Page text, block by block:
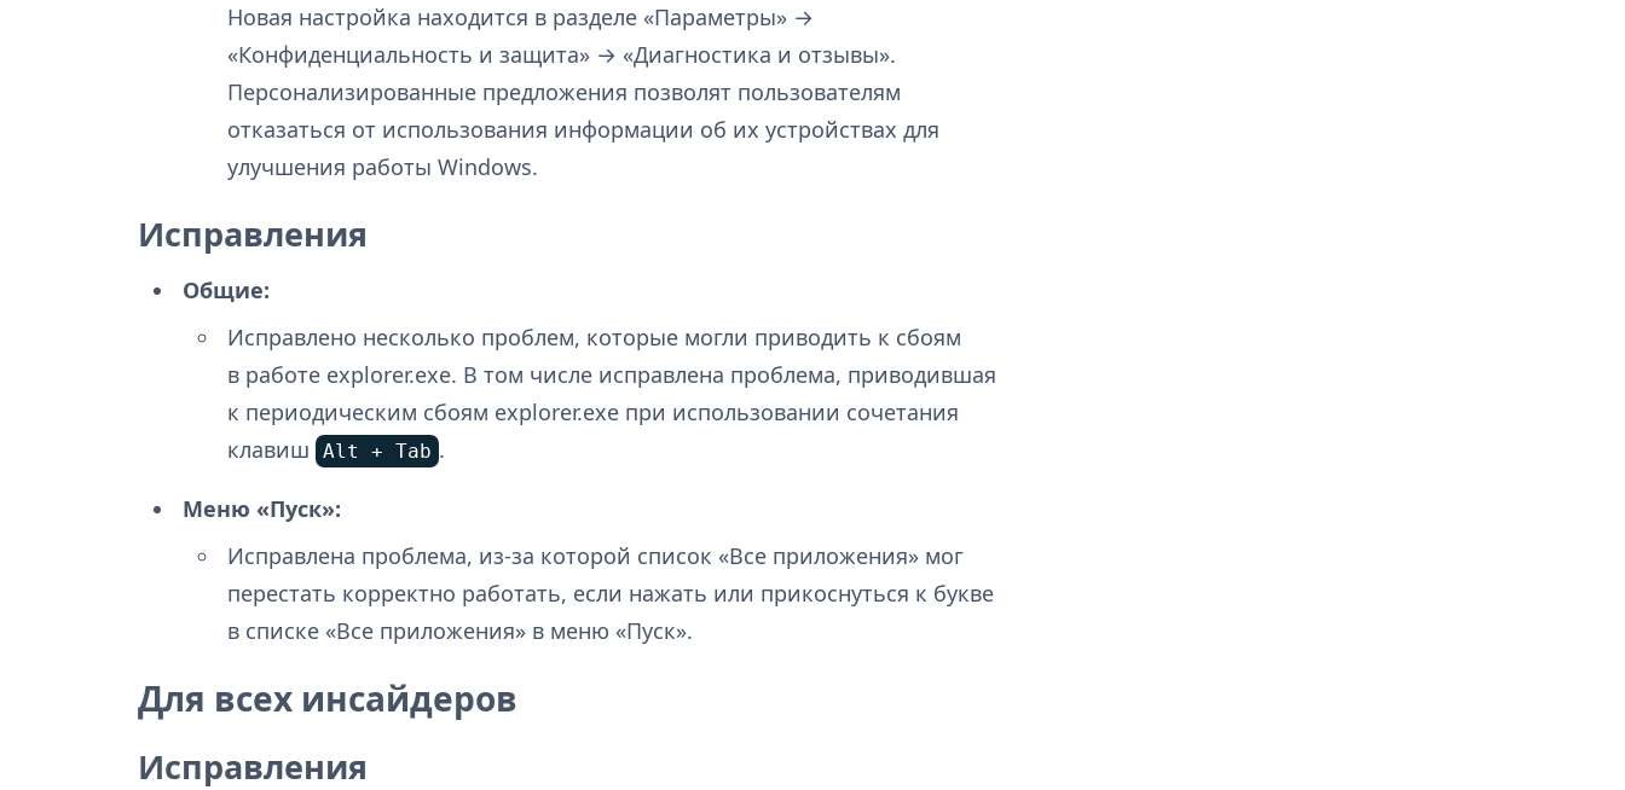
Новая настройка находится в разделе «Параметры» →
«Конфиденциальность и защита» → «Диагностика и отзывы».
Персонализированные предложения позволят пользователям
отказаться от использования информации об их устройствах для
улучшения работы Windows.
Исправления
Общие:
Исправлено несколько проблем, которые могли приводить к сбоям
в работе explorer.exe. В том числе исправлена проблема, приводившая
к периодическим сбоям explorer.exe при использовании сочетания
клавиш
Alt + Tab .
Меню «Пуск»:
Исправлена проблема, из-за которой список «Все приложения» мог
перестать корректно работать, если нажать или прикоснуться к букве
в списке «Все приложения» в меню «Пуск».
Для всех инсайдеров
Исправления